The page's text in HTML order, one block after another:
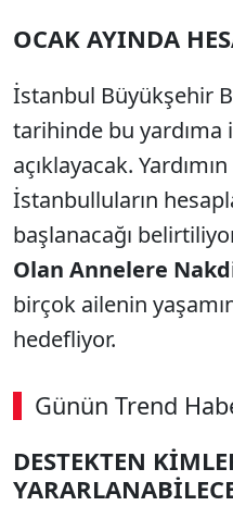
OCAK AYINDA
İstanbul Büyükşehir
tarihinde bu yardıma
açıklayacak.
İstanbulluların
başlanacağı
Olan Annelere
birçok ailenin
hedefliyor.
Günün Trend
DESTEKTEN